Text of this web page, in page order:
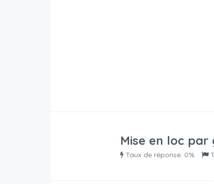
Mise en loc par
Taux de réponse: 0%